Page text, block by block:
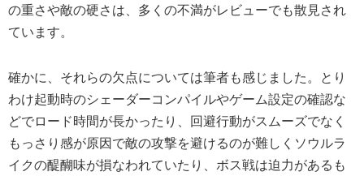
の重さや敵の硬さは、多くの不満がレビューでも散見され
ています。
確かに、それらの欠点については筆者も感じました。とり
わけ起動時のシェーダーコンパイルやゲーム設定の確認な
どでロード時間が長かったり、回避行動がスムーズでなく
もっさり感が原因で敵の攻撃を避けるのが難しくソウルラ
イクの醍醐味が損なわれていたり、ボス戦は迫力があるも